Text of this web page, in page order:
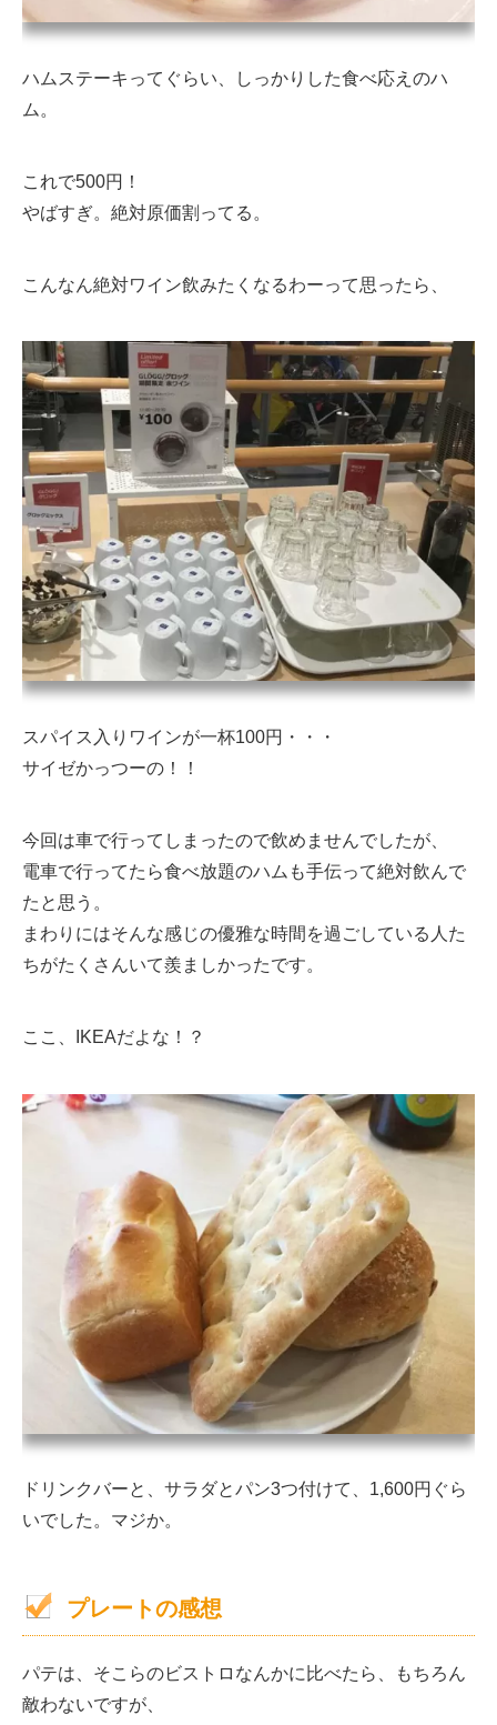
ハムステーキってぐらい、しっかりした食べ応えのハ
ム。
これで500円！
やばすぎ。絶対原価割ってる。
こんなん絶対ワイン飲みたくなるわーって思ったら、
スパイス入りワインが一杯100円・・・
サイゼかっつーの！！
今回は車で行ってしまったので飲めませんでしたが、
電車で行ってたら食べ放題のハムも手伝って絶対飲んで
たと思う。
まわりにはそんな感じの優雅な時間を過ごしている人た
ちがたくさんいて羨ましかったです。
ここ、IKEAだよな！？
ドリンクバーと、サラダとパン3つ付けて、1,600円ぐら
いでした。マジか。
プレートの感想
パテは、そこらのビストロなんかに比べたら、もちろん
敵わないですが、